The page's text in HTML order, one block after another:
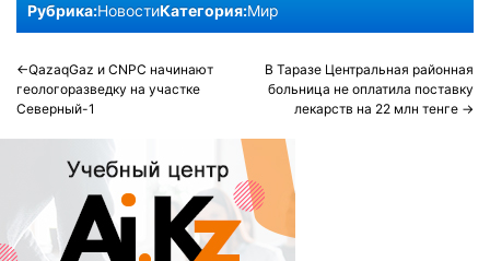
Рубрика:НовостиКатегория:Мир
Post
navigation
QazaqGaz и CNPC начинают
геологоразведку на участке
Северный-1
В Таразе Центральная районная
больница не оплатила поставку
лекарств на 22 млн тенге